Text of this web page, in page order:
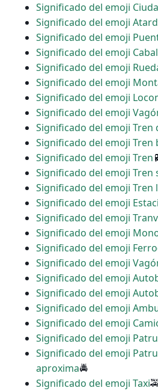
Significado del emoji
Significado del emoji
Significado del emoji
Significado del emoji
Significado del emoji
Significado del emoji
Significado del emoji
Significado del emoji
Significado del emoji Tren
Significado del emoji Tren
Significado del emoji Tren
Significado del emoji Tren
Significado del emoji Tren
Significado del emoji
Significado del emoji
Significado del emoji
Significado del emoji
Significado del emoji
Significado del emoji
Significado del emoji
Significado del emoji
Significado del emoji
Significado del emoji
Significado del emoji
aproxima🚔
Significado del emoji Taxi